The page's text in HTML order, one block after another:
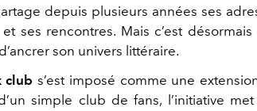
depuis plusieurs années ses
ses rencontres. Mais c’est
son univers littéraire.
club s’est imposé comme une
simple club de fans, l’initiative